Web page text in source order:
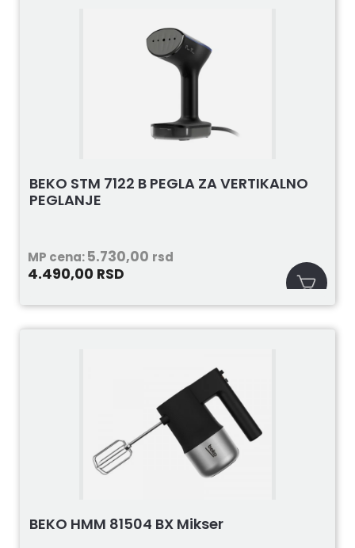
BEKO STM 7122 B PEGLA ZA VERTIKALNO
PEGLANJE
MP cena:5.730,00 rsd
4.490,00 RSD
BEKO HMM 81504 BX Mikser